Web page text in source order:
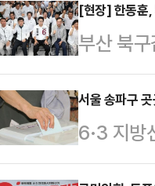
대해서
문책해야
고 "중앙
는, 마치
서울 국
선관위
[현장] 한동훈
부산 북
당 후보
훈 후보
거사무소
결과 발
서울 송파구
6·3 지방
를 1시간